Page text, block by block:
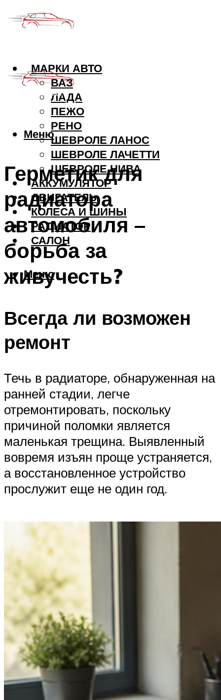
МАРКИ АВТО
ВАЗ
ЛАДА
ПЕЖО
РЕНО
ШЕВРОЛЕ ЛАНОС
ШЕВРОЛЕ ЛАЧЕТТИ
ШЕВРОЛЕ НИВА
АККУМУЛЯТОР
ДВИГАТЕЛЬ
КОЛЕСА И ШИНЫ
РАДИАТОР
САЛОН
Меню
Меню
Герметик для
радиатора
автомобиля –
борьба за
живучесть?
Всегда ли возможен
ремонт
Течь в радиаторе, обнаруженная на
ранней стадии, легче
отремонтировать, поскольку
причиной поломки является
маленькая трещина. Выявленный
вовремя изъян проще устраняется,
а восстановленное устройство
прослужит еще не один год.